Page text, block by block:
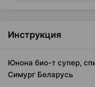
Инструкция
Юнона био-т супер,
Симург Беларусь